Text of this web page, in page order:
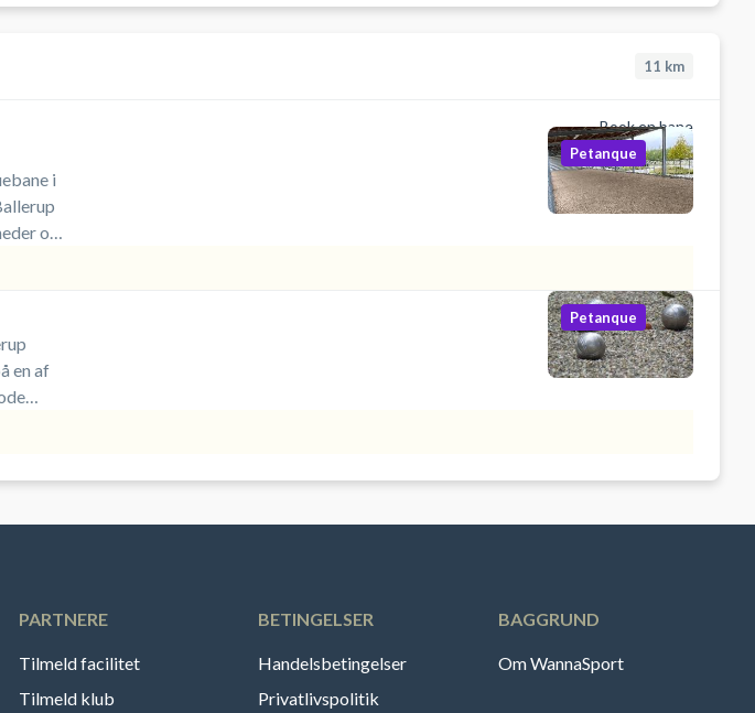
11 km
Book en bane
i
og
Petanque
en af
Petanque
PARTNERE
Tilmeld facilitet
Tilmeld klub
BETINGELSER
Handelsbetingelser
Privatlivspolitik
BAGGRUND
Om WannaSport